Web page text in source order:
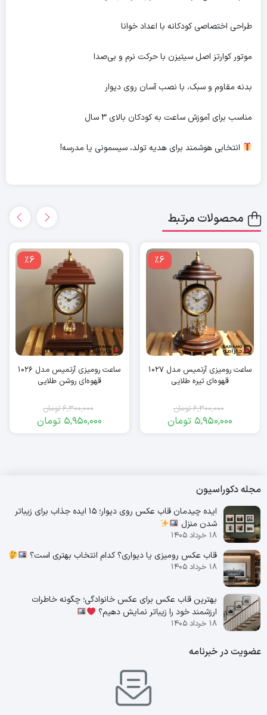
طراحی اختصاصی کودکانه با اعداد خوانا
موتور کوارتز اصل سیتیزن با حرکت نرم و بی‌صدا
بدنه مقاوم و سبک، با نصب آسان روی دیوار
مناسب برای آموزش ساعت به کودکان بالای ۳ سال
انتخابی هوشمند برای هدیه تولد، سیسمونی یا مدرسه!
محصولات مرتبط
٪6
ساعت رومیزی آرتمیس مدل 1027
قهوه‌ای تیره طلایی
6,300,000 تومان
5,950,000 تومان
٪6
ساعت رومیزی آرتمیس مدل 1026
قهوه‌ای روشن طلایی
6,300,000 تومان
5,950,000 تومان
مجله دکوراسیون
ایده چیدمان قاب عکس روی دیوار؛ 15 ایده جذاب برای زیباتر
شدن منزل
۱۸ خرداد ۱۴۰۵
قاب عکس رومیزی یا دیواری؟ کدام انتخاب بهتری است؟
۱۸ خرداد ۱۴۰۵
بهترین قاب عکس برای عکس خانوادگی؛ چگونه خاطرات
ارزشمند خود را زیباتر نمایش دهیم؟
۱۸ خرداد ۱۴۰۵
عضویت در خبرنامه